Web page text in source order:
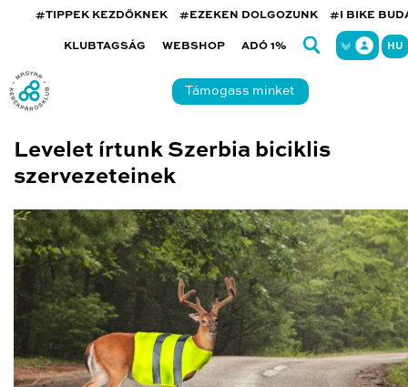
#TIPPEK KEZDŐKNEK #EZEKEN DOLGOZUNK #I BIKE
KLUBTAGSÁG WEBSHOP ADÓ 1% HU
Támogass minket
Levelet írtunk Szerbia biciklis
szervezeteinek